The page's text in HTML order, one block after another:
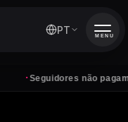
Seguidores não pagam
PT MENU